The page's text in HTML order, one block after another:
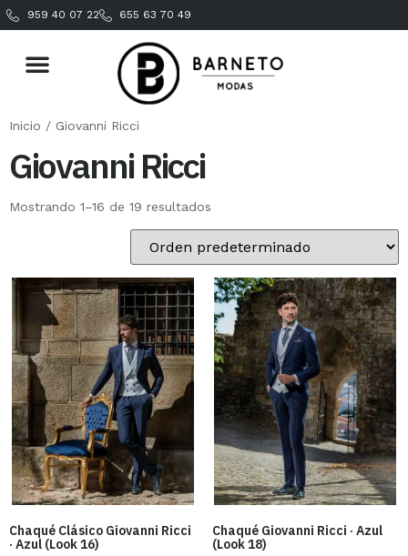
959 40 07 22 655 63 70 49
Inicio / Giovanni Ricci
Giovanni Ricci
Mostrando 1–16 de 19 resultados
Chaqué Clásico Giovanni Ricci
· Azul (Look 16)
Chaqué Giovanni Ricci · Azul
(Look 18)